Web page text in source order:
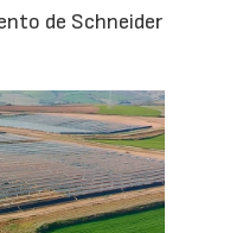
de Schneider